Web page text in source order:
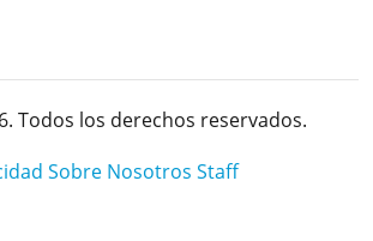
Todos los derechos reservados.
Sobre Nosotros Staff